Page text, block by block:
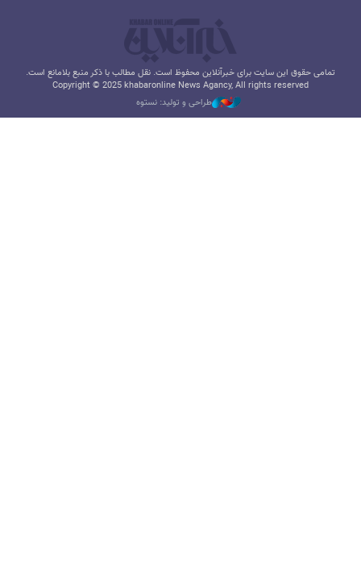
تمامی حقوق این سایت برای خبرآنلاین محفوظ است. نقل مطالب با ذکر منبع بلامانع است.
Copyright © 2025 khabaronline News Agancy, All rights reserved
طراحی و تولید: نستوه